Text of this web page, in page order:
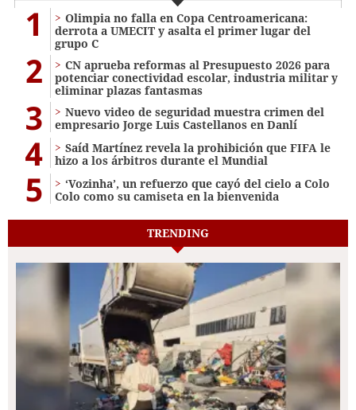
1
Olimpia no falla en Copa Centroamericana:
derrota a UMECIT y asalta el primer lugar del
grupo C
2
CN aprueba reformas al Presupuesto 2026 para
potenciar conectividad escolar, industria militar y
eliminar plazas fantasmas
3
Nuevo video de seguridad muestra crimen del
empresario Jorge Luis Castellanos en Danlí
4
Saíd Martínez revela la prohibición que FIFA le
hizo a los árbitros durante el Mundial
5
‘Vozinha’, un refuerzo que cayó del cielo a Colo
Colo como su camiseta en la bienvenida
TRENDING